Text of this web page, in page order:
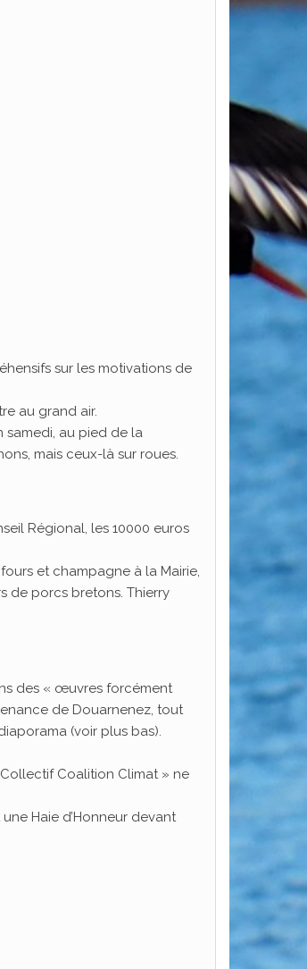
sur les motivations de
au grand air.
samedi, au pied de la
mais ceux-là sur roues.
Régional, les 10000 euros
et champagne à la Mairie,
de porcs bretons. Thierry
des « œuvres forcément
de Douarnenez, tout
(voir plus bas).
Coalition Climat » ne
Haie d’Honneur devant